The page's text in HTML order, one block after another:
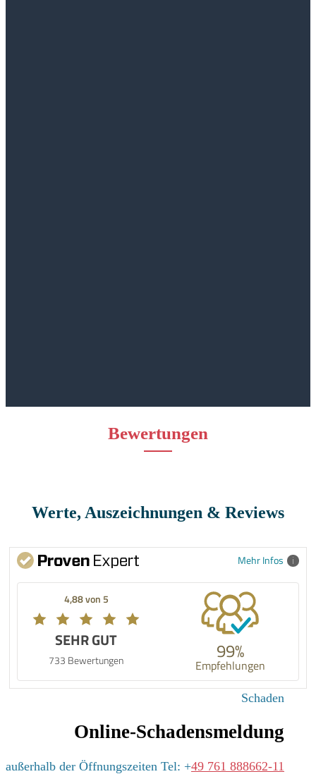
Bewertungen
Werte, Auszeichnungen & Reviews
Mehr Infos
4,88 von 5
SEHR GUT
733 Bewertungen 99%
Empfehlungen
Schaden
Online-Schadensmeldung
außerhalb der Öffnungszeiten Tel: +49 761 888662-11